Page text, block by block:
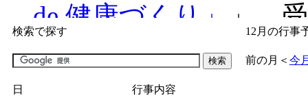
de 健康づくり」
」 受
「子育て交流広場「
間：2026/07/09～
検索で探す 12月の行事
前の月 ＜ 今
日 行事内容